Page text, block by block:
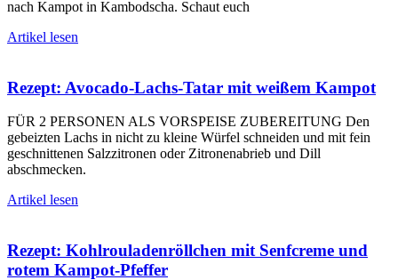
nach Kampot in Kambodscha. Schaut euch
Artikel lesen
Rezept: Avocado-Lachs-Tatar mit weißem Kampot
FÜR 2 PERSONEN ALS VORSPEISE ZUBEREITUNG Den
gebeizten Lachs in nicht zu kleine Würfel schneiden und mit fein
geschnittenen Salzzitronen oder Zitronenabrieb und Dill
abschmecken.
Artikel lesen
Rezept: Kohlrouladenröllchen mit Senfcreme und
rotem Kampot-Pfeffer